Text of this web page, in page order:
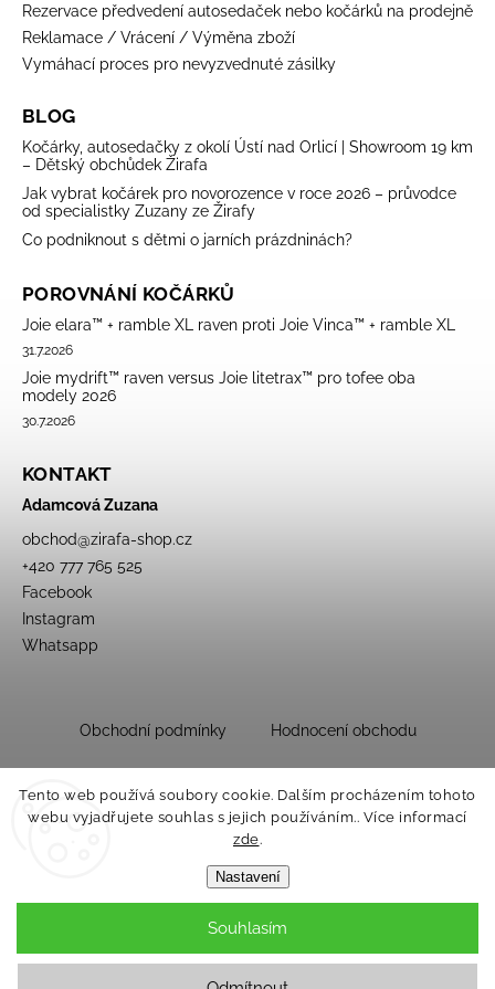
Tento web používá soubory cookie. Dalším procházením tohoto
webu vyjadřujete souhlas s jejich používáním.. Více informací
zde.
Nastavení
Souhlasím
Rezervace předvedení autosedaček nebo kočárků na prodejně
Reklamace / Vrácení / Výměna zboží
Vymáhací proces pro nevyzvednuté zásilky
BLOG
Kočárky, autosedačky z okolí Ústí nad Orlicí | Showroom 19 km
– Dětský obchůdek Žirafa
Jak vybrat kočárek pro novorozence v roce 2026 – průvodce
od specialistky Zuzany ze Žirafy
Co podniknout s dětmi o jarních prázdninách?
POROVNÁNÍ KOČÁRKŮ
Joie elara™ + ramble XL raven proti Joie Vinca™ + ramble XL
31.7.2026
Joie mydrift™ raven versus Joie litetrax™ pro tofee oba
modely 2026
30.7.2026
KONTAKT
Adamcová Zuzana
obchod@zirafa-shop.cz
+420 777 765 525
Facebook
Instagram
Whatsapp
Obchodní podmínky Hodnocení obchodu
Copyright 2026Dětský obchůdek Žirafa. Všechna práva vyhrazena.
Upravit nastavení cookies